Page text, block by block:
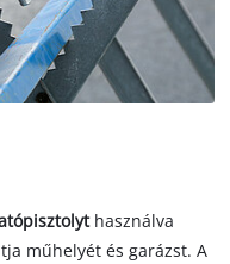
használva
műhelyét és garázst. A